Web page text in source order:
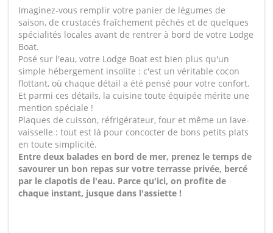
Imaginez-vous remplir votre panier de légumes de
saison, de crustacés fraîchement pêchés et de quelques
spécialités locales avant de rentrer à bord de votre Lodge
Boat.
Posé sur l'eau, votre Lodge Boat est bien plus qu'un
simple hébergement insolite : c'est un véritable cocon
flottant, où chaque détail a été pensé pour votre confort.
Et parmi ces détails, la cuisine toute équipée mérite une
mention spéciale !
Plaques de cuisson, réfrigérateur, four et même un lave-
vaisselle : tout est là pour concocter de bons petits plats
en toute simplicité.
Entre deux balades en bord de mer, prenez le temps de
savourer un bon repas sur votre terrasse privée, bercé
par le clapotis de l'eau. Parce qu'ici, on profite de
chaque instant, jusque dans l'assiette !